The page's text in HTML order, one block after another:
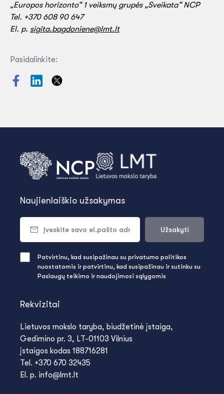
„Europos horizonto“ 1 veiksmų grupės „Sveikata“ NCP
Tel. +370 608 90 647
El. p. sigita.bagdoniene@lmt.lt
Pasidalinkite:
Rekvizitai
Lietuvos mokslo taryba, biudžetinė įstaiga,
Gedimino pr. 3, LT-01103 Vilnius
įstaigos kodas 188716281
Tel. +370 670 32435
El. p. info@lmt.lt
Naujienlaiškio užsakymas
Užsakyti
Patvirtinu, kad susipažinau su privatumo politikos
nuostatomis ir patvirtinu, kad susipažinau ir sutinku su
Paslaugų teikimo ir naudojimosi sąlygomis